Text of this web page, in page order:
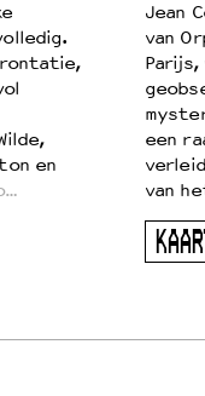
en
Jean
van
een
van